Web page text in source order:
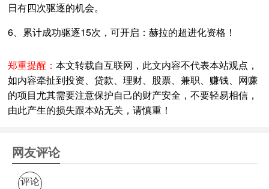
日有四次驱逐的机会。
6、累计成功驱逐15次，可开启：赫拉的超进化资格！
郑重提醒： 本文转载自互联网，此文内容不代表本站观点，
如内容牵扯到投资、贷款、理财、股票、兼职、赚钱、网赚
的项目尤其需要注意保护自己的财产安全，不要轻易相信，
由此产生的损失跟本站无关，请慎重！
网友评论
评论